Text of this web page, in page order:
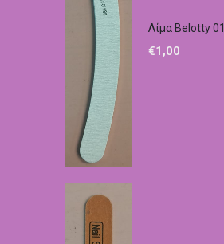
Λίμα Belotty 01
€1,00